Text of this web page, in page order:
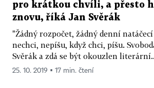
pro krátkou chvíli, a přesto
znovu, říká Jan Svěrák
"Žádný rozpočet, žádný denní
nechci, nepíšu, když chci, píšu.
Svěrák a zdá se být okouzlen
25. 10. 2019 ▪ 17 min. čtení